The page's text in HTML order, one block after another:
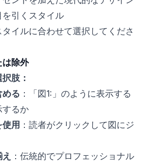
を引くスタイル
イルに合わせて選択してくださ
は除外
肢：
める ：「図1:」のように表示する
するか
用 ：読者がクリックして図にジ
：伝統的でプロフェッショナル